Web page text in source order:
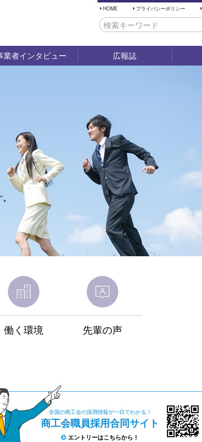
HOME プライバシーポリシー
業者インタビュー 広報誌
働く環境 先輩の声
全国の商工会の採用情報が一目でわかる！
商工会職員採用合同サイト
エントリーはこちらから！